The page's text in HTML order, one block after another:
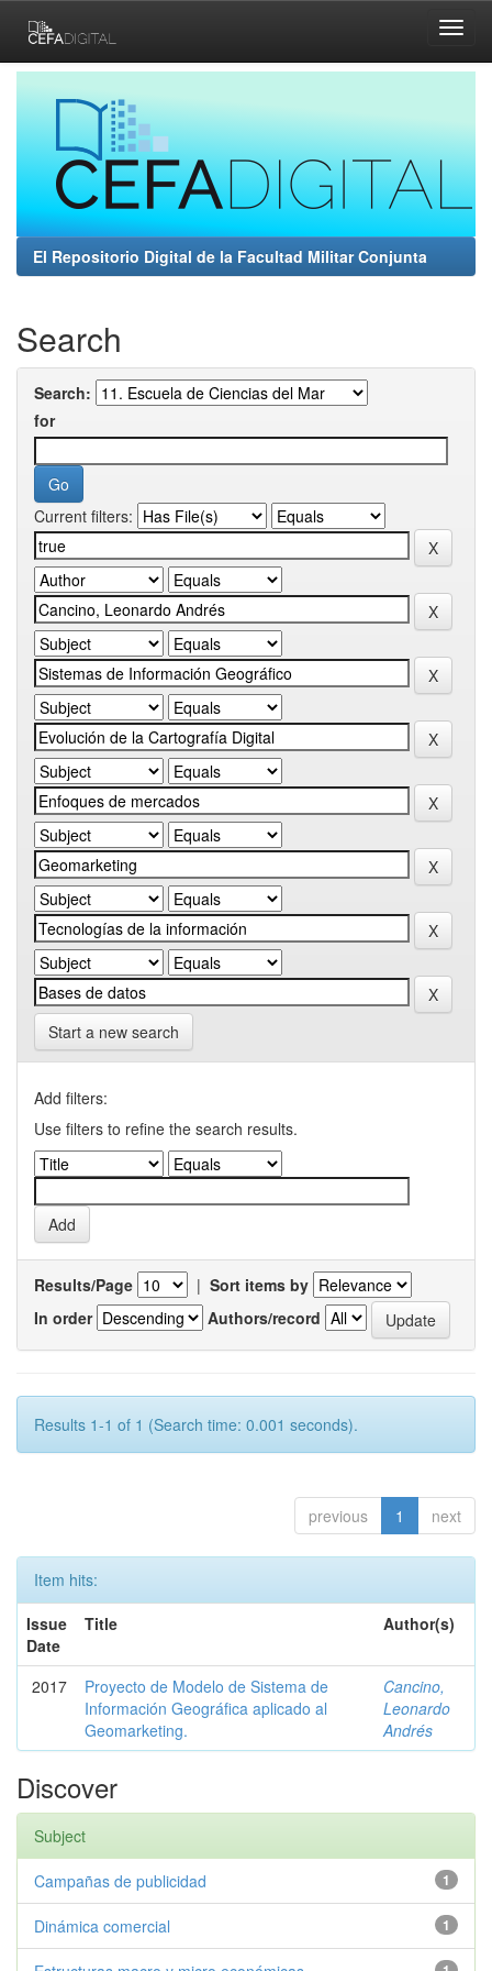
navigation
El Repositorio Digital de la Facultad Militar Conjunta
Search
Search:
for
Current filters:
Start a new search
Add filters:
Use filters to refine the search results.
Results/Page | Sort items by
In order
Authors/record
Results 1-1 of 1 (Search time: 0.001 seconds).
previous 1 next
Item hits:
Issue
Date
Title Author(s)
2017
Proyecto de Modelo de Sistema de
Información Geográfica aplicado al
Geomarketing.
Cancino,
Leonardo
Andrés
Discover
Subject
1
Campañas de publicidad
1
Dinámica comercial